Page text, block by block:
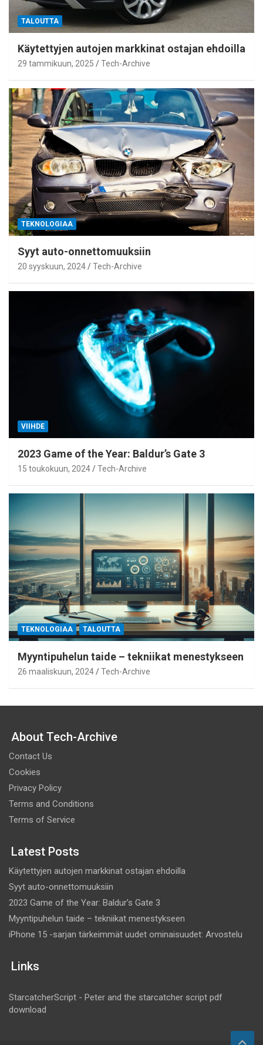
TALOUTTA
Käytettyjen autojen markkinat ostajan ehdoilla
29 tammikuun, 2025 Tech-Archive
TEKNOLOGIAA
Syyt auto-onnettomuuksiin
20 syyskuun, 2024 Tech-Archive
VIIHDE
2023 Game of the Year: Baldur’s Gate 3
15 toukokuun, 2024 Tech-Archive
TEKNOLOGIAA TALOUTTA
Myyntipuhelun taide – tekniikat menestykseen
26 maaliskuun, 2024 Tech-Archive
About Tech-Archive
Contact Us
Cookies
Privacy Policy
Terms and Conditions
Terms of Service
Latest Posts
Käytettyjen autojen markkinat ostajan ehdoilla
Syyt auto-onnettomuuksiin
2023 Game of the Year: Baldur’s Gate 3
Myyntipuhelun taide – tekniikat menestykseen
iPhone 15 -sarjan tärkeimmät uudet ominaisuudet: Arvostelu
Links
StarcatcherScript - Peter and the starcatcher script pdf
download